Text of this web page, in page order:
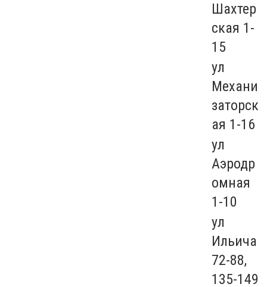
Шахтер
ская 1-
15
ул
Механи
заторск
ая 1-16
ул
Аэродр
омная
1-10
ул
Ильича
72-88,
135-149